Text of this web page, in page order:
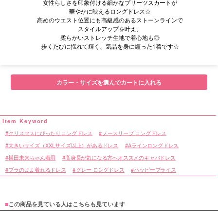
女性らしさを印象付ける細かなプリーツスカートが
華やかに映えるロングドレス☆
高めのウエスト位置にも高級感のあるストーンラインで
スタイルアップを叶え、
柔らかいストレッチ生地で着心地も◎
歩くたびに揺れて輝く、気品を身に纏った1着です☆
カラー・サイズを選んでカートに入れる
クリスマスにぴったりロングドレス ノースリーブ ロングドレス
大きいサイズ（XXLサイズ以上）があるドレス Aラインロングドレス
横田未来ちゃん着用
高身長が気になる方へオススメのキャバドレス
ブラのまま着れるドレス
グレー ロングドレス ハッピープライス
■この商品を見ている人はこちらも見ています